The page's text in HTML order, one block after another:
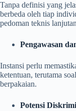
Tanpa definisi yang
berbeda oleh tiap
pedoman teknis
Pengawasan
Instansi perlu
ketentuan, terutama
berpakaian.
Potensi